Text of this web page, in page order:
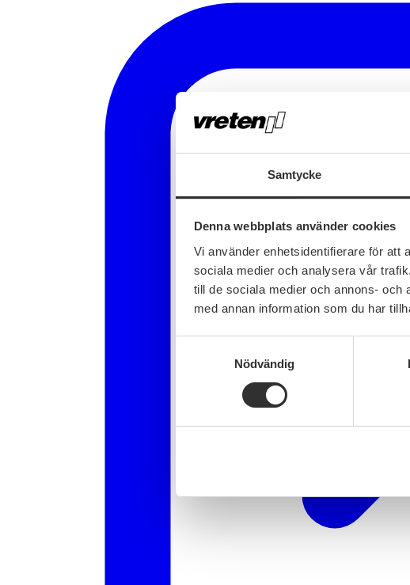
Samtycke
Denna webbplats använder cookies
Vi använder enhetsidentifierare för att
sociala medier och analysera vår
till de sociala medier och annons-
med annan information som du har
Nödvändig